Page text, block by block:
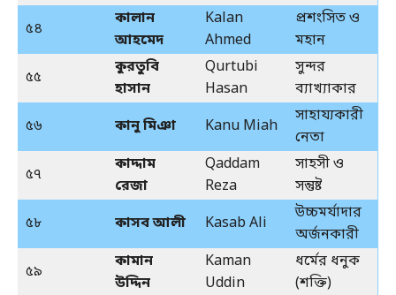
৫৪
কালান
আহমেদ
Kalan
Ahmed
প্রশংসিত ও
মহান
৫৫
কুরতুবি
হাসান
Qurtubi
Hasan
সুন্দর
ব্যাখ্যাকার
৫৬
কানু মিঞা Kanu Miah
সাহায্যকারী
নেতা
৫৭
কাদ্দাম
রেজা
Qaddam
Reza
সাহসী ও
সন্তুষ্ট
৫৮
কাসব আলী Kasab Ali
উচ্চমর্যাদার
অর্জনকারী
৫৯
কামান
উদ্দিন
Kaman
Uddin
ধর্মের ধনুক
(শক্তি)